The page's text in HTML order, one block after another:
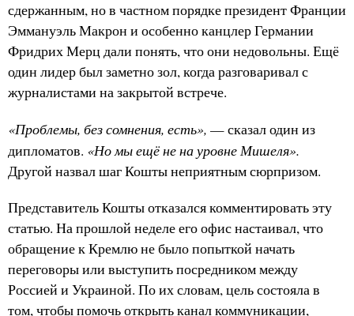
сдержанным, но в частном порядке президент Франции
Эммануэль Макрон и особенно канцлер Германии
Фридрих Мерц дали понять, что они недовольны. Ещё
один лидер был заметно зол, когда разговаривал с
журналистами на закрытой встрече.
«Проблемы, без сомнения, есть», — сказал один из
дипломатов. «Но мы ещё не на уровне Мишеля».
Другой назвал шаг Кошты неприятным сюрпризом.
Представитель Кошты отказался комментировать эту
статью. На прошлой неделе его офис настаивал, что
обращение к Кремлю не было попыткой начать
переговоры или выступить посредником между
Россией и Украиной. По их словам, цель состояла в
том, чтобы помочь открыть канал коммуникации,